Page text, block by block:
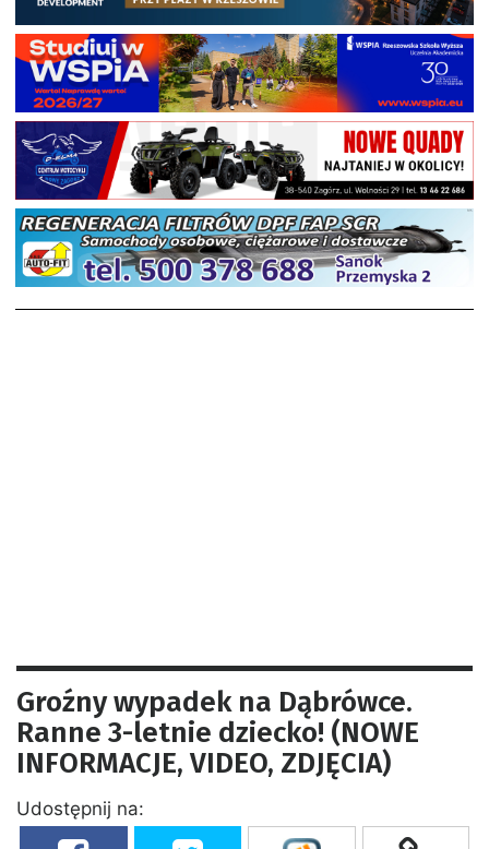
Groźny wypadek na Dąbrówce.
Ranne 3-letnie dziecko! (NOWE
INFORMACJE, VIDEO, ZDJĘCIA)
Udostępnij na: